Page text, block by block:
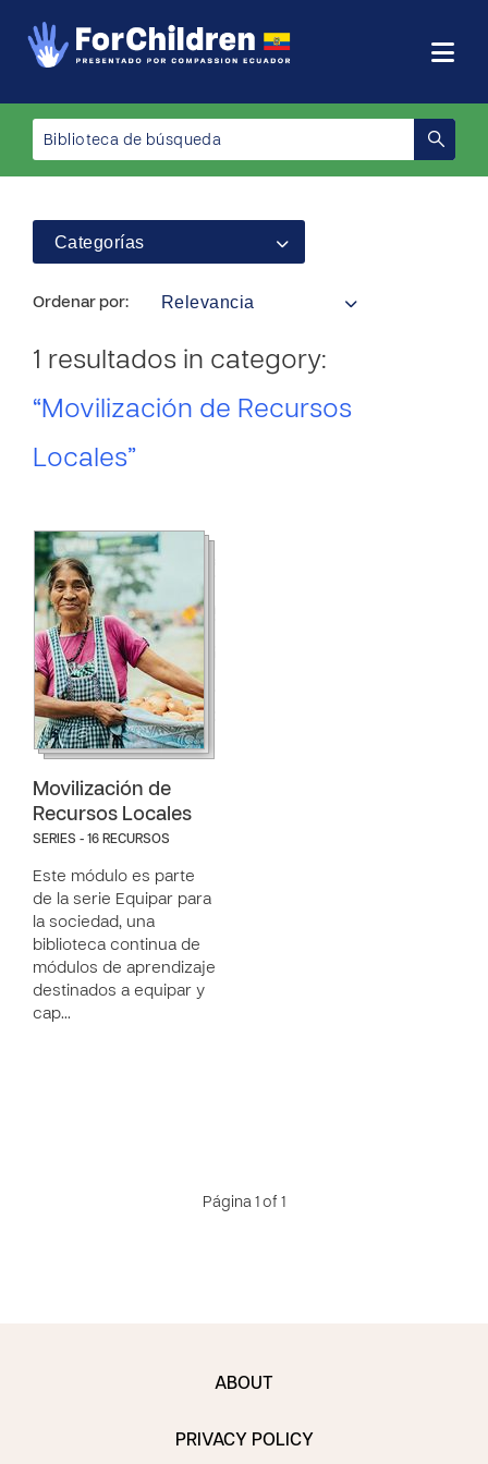
Categorías
Ordenar por: Relevancia
1 resultados in category:
“Movilización de Recursos
Locales”
Movilización de
Recursos Locales
SERIES - 16 RECURSOS
Este módulo es parte
de la serie Equipar para
la sociedad, una
biblioteca continua de
módulos de aprendizaje
destinados a equipar y
cap…
Página 1 of 1
ABOUT
PRIVACY POLICY